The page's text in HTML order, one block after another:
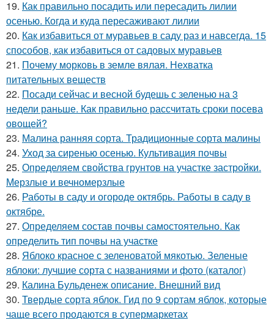
19. Как правильно посадить или пересадить лилии
осенью. Когда и куда пересаживают лилии
20. Как избавиться от муравьев в саду раз и навсегда. 15
способов, как избавиться от садовых муравьев
21. Почему морковь в земле вялая. Нехватка
питательных веществ
22. Посади сейчас и весной будешь с зеленью на 3
недели раньше. Как правильно рассчитать сроки посева
овощей?
23. Малина ранняя сорта. Традиционные сорта малины
24. Уход за сиренью осенью. Культивация почвы
25. Определяем свойства грунтов на участке застройки.
Мерзлые и вечномерзлые
26. Работы в саду и огороде октябрь. Работы в саду в
октябре.
27. Определяем состав почвы самостоятельно. Как
определить тип почвы на участке
28. Яблоко красное с зеленоватой мякотью. Зеленые
яблоки: лучшие сорта с названиями и фото (каталог)
29. Калина Бульденеж описание. Внешний вид
30. Твердые сорта яблок. Гид по 9 сортам яблок, которые
чаще всего продаются в супермаркетах